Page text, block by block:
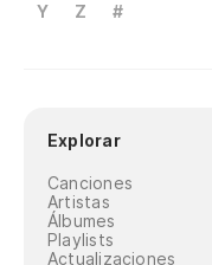
Y
Z #
Explorar
Canciones
Artistas
Álbumes
Playlists
Actualizaciones